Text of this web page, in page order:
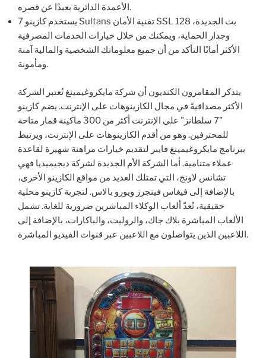
الأعمدة الدائرية بعيدًا عن قصره.
يستخدم كازينو 7 Sultans تقنية الأمان SSL 128 بت الجديدة،
وجدار الحماية، ويمكنك من خلال خيارات الخدمات المصرفية
الأكثر أمانًا التأكد من أن جميع معلوماتك الشخصية والمالية آمنة
ومأمونة.
يتذكر المقامرون الكنديون أن شركة مايكروغيمينغ تُعتبر الشركة
الأكثر مصداقيةً في مجال الكازينوهات على الإنترنت. يضم كازينو
"7 سلطانز" على الإنترنت أكثر من 300 ماكينة قمار متاحة
للمحترفين. وهو من أقدم الكازينوهات على الإنترنت، ويرتبط
ببرنامج مايكروغيمينغ فايبر لتقديم خيارات مراهنة شهيرة لقاعدة
عملاء متنامية. أما الشركة الأم الجديدة لشركة ديجيميديا فهي
تشانس لاونج، التي تمتلك العديد من مواقع الكازينو الأخرى،
بالإضافة إلى فيغاس فينجرز ويورو بالاس. لتجربة كازينو محلية
حقيقية، تُعدّ ألعاب الوكلاء المباشرين ضرورية للغاية. تشمل
الألعاب المباشرة بلاك جاك، والروليت، والباكارات، بالإضافة إلى
اللاعبين الذين يتواصلون مع اللاعبين عبر قنوات الفيديو المباشرة.